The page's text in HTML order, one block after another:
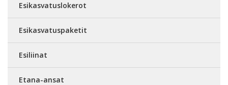
Esikasvatuslokerot
Esikasvatuspaketit
Esiliinat
Etana-ansat